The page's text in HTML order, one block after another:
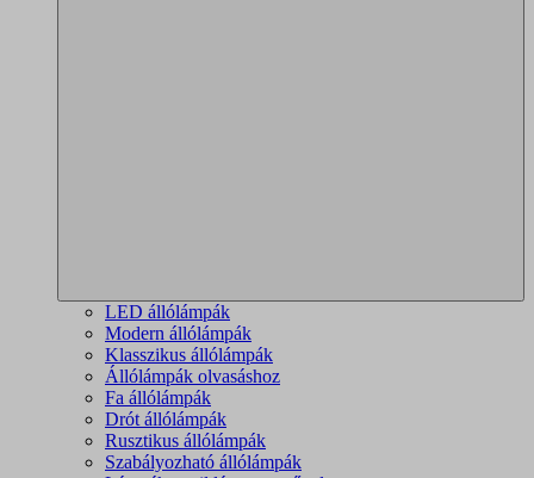
LED állólámpák
Modern állólámpák
Klasszikus állólámpák
Állólámpák olvasáshoz
Fa állólámpák
Drót állólámpák
Rusztikus állólámpák
Szabályozható állólámpák